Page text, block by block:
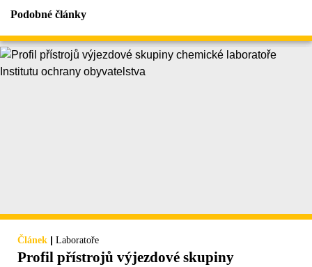
Podobné články
Článek | Laboratoře
Profil přístrojů výjezdové skupiny